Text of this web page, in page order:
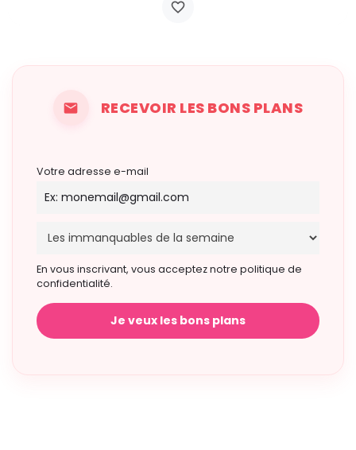
RECEVOIR LES BONS PLANS
Votre adresse e-mail
En vous inscrivant, vous acceptez notre politique de
confidentialité.